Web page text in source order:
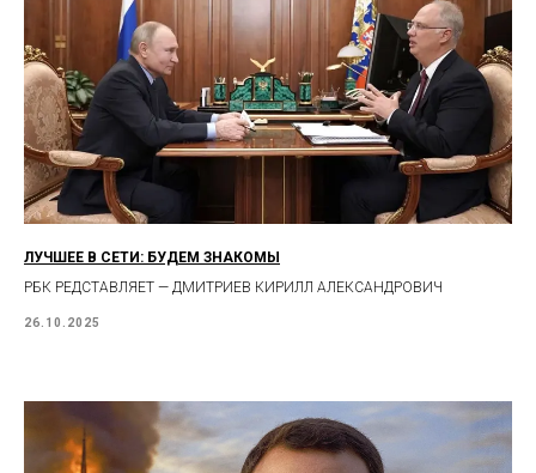
ЛУЧШЕЕ В СЕТИ: БУДЕМ ЗНАКОМЫ
РБК РЕДСТАВЛЯЕТ — ДМИТРИЕВ КИРИЛЛ АЛЕКСАНДРОВИЧ
26.10.2025